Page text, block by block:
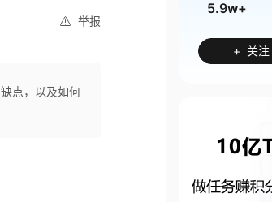
举报
点，以及如何
5.9w+
+ 关注